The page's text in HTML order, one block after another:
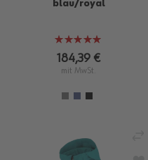
blau/royal
Bewertung:
100%
184,39 €
mit MwSt.